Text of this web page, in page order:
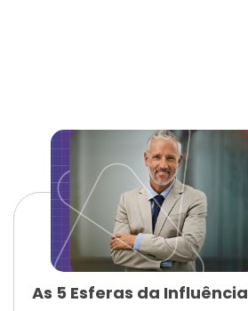
As 5 Esferas da Influência